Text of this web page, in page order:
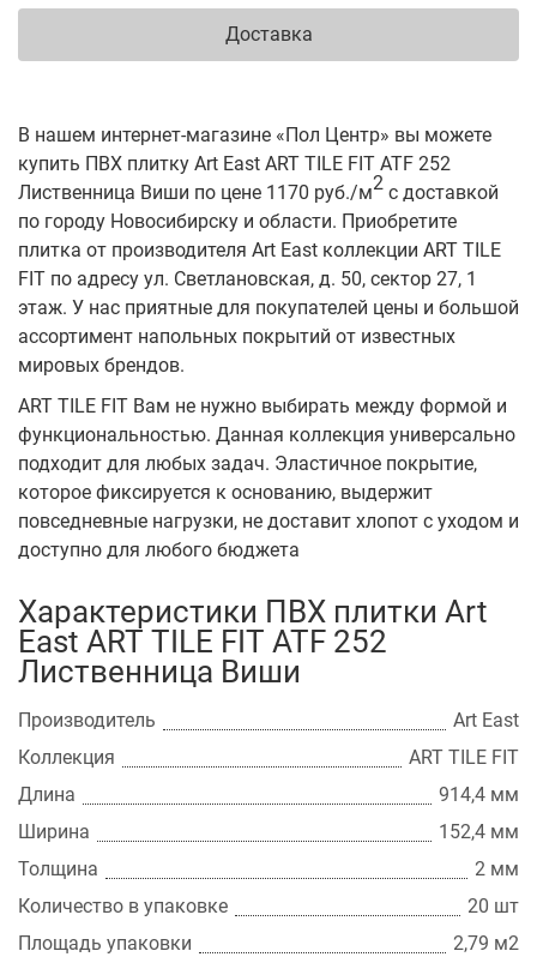
Доставка
В нашем интернет-магазине «Пол Центр» вы можете
купить ПВХ плитку Art East ART TILE FIT ATF 252
Лиственница Виши по цене 1170 руб./м2 с доставкой
по городу Новосибирску и области. Приобретите
плитка от производителя Art East коллекции ART TILE
FIT по адресу ул. Светлановская, д. 50, сектор 27, 1
этаж. У нас приятные для покупателей цены и большой
ассортимент напольных покрытий от известных
мировых брендов.
ART TILE FIT Вам не нужно выбирать между формой и
функциональностью. Данная коллекция универсально
подходит для любых задач. Эластичное покрытие,
которое фиксируется к основанию, выдержит
повседневные нагрузки, не доставит хлопот с уходом и
доступно для любого бюджета
Характеристики ПВХ плитки Art
East ART TILE FIT ATF 252
Лиственница Виши
Производитель
Art East
Коллекция
ART TILE FIT
Длина
914,4 мм
Ширина
152,4 мм
Толщина
2 мм
Количество в упаковке
20 шт
Площадь упаковки
2,79 м2